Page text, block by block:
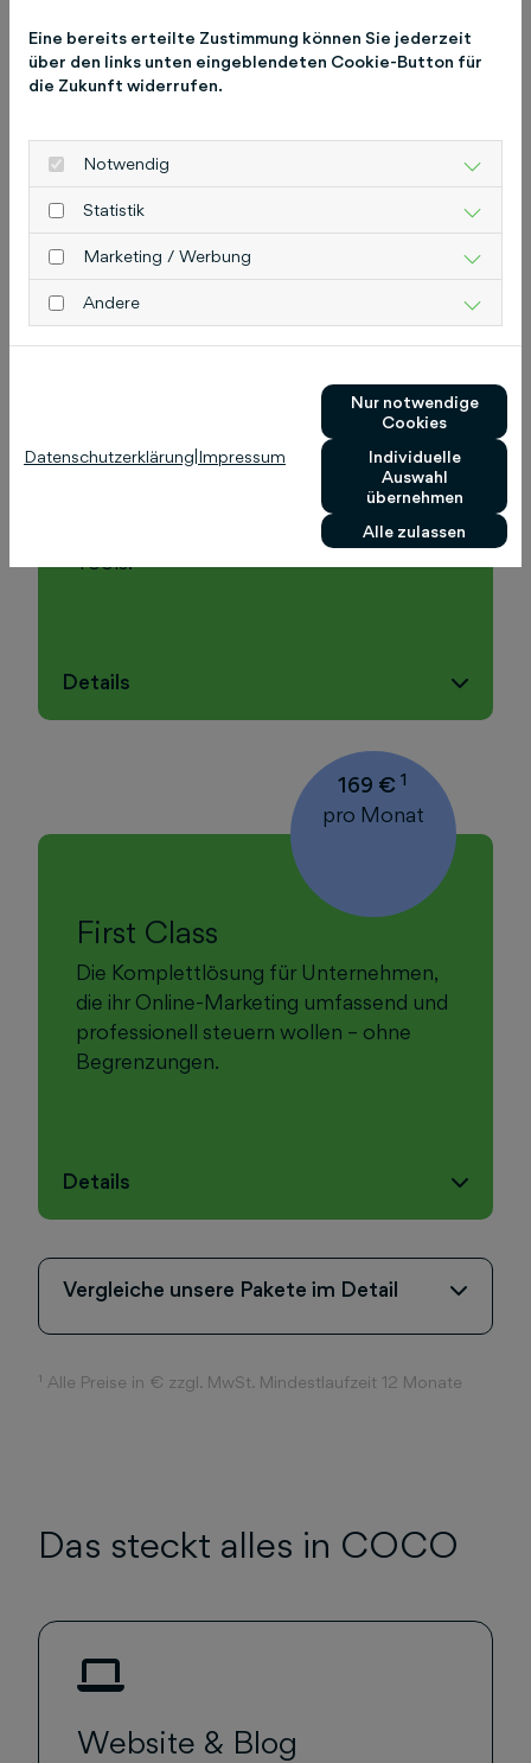
machen und ihre Basis aufbauen wollen.
Details
99 €1
Für wachsende Betriebe, die mehr
Reichweite und Flexibilität benötigen.
Bietet mehr Kanäle und zusätzliche
Tools.
Details
169 € 1
pro Monat
First Class
Die Komplettlösung für Unternehmen,
die ihr Online-Marketing umfassend und
professionell steuern wollen – ohne
Begrenzungen.
Details
Vergleiche unsere Pakete im Detail
¹ Alle Preise in € zzgl. MwSt. Mindestlaufzeit 12 Monate
Das steckt alles in COCO
Website & Blog
Eine bereits erteilte Zustimmung können Sie jederzeit
über den links unten eingeblendeten Cookie-Button für
die Zukunft widerrufen.
Notwendig
Statistik
Marketing / Werbung
Andere
Datenschutzerklärung Impressum
Nur notwendige
Cookies
Individuelle
Auswahl
übernehmen
Alle zulassen